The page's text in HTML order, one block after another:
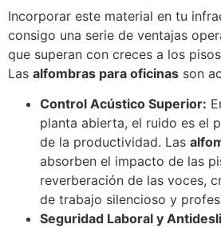
Incorporar este material en tu
consigo una serie de ventajas
que superan con creces a los
Las alfombras para oficinas son
Control Acústico Superior:
planta abierta, el ruido es el
de la productividad. Las
absorben el impacto de las
reverberación de las voces,
de trabajo silencioso y
Seguridad Laboral y